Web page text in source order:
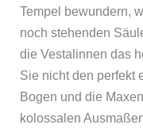
Tempel bewundern,
noch stehenden
die Vestalinnen das
Sie nicht den perfekt
Bogen und die
kolossalen